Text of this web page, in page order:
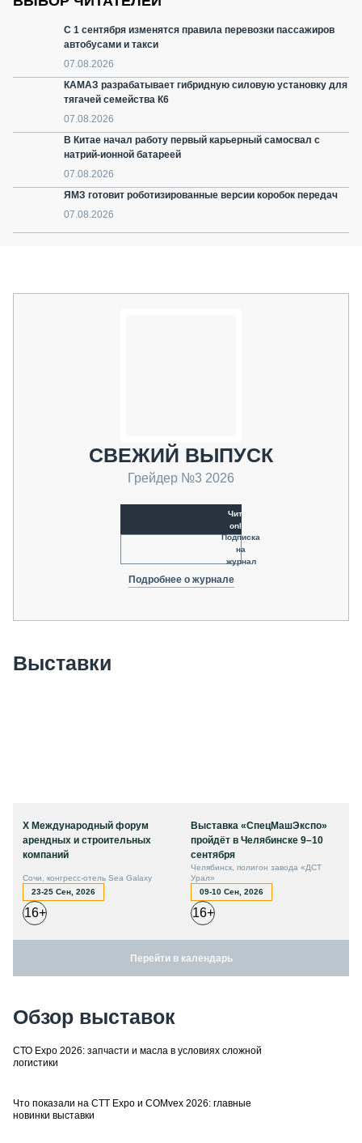
С 1 сентября изменятся правила перевозки пассажиров
автобусами и такси
07.08.2026
КАМАЗ разрабатывает гибридную силовую установку для
тягачей семейства К6
07.08.2026
В Китае начал работу первый карьерный самосвал с
натрий-ионной батареей
07.08.2026
ЯМЗ готовит роботизированные версии коробок передач
07.08.2026
СВЕЖИЙ ВЫПУСК
Грейдер №3 2026
Читать
online
Подписка
на
журнал
Подробнее о журнале
Выставки
X Международный форум
арендных и строительных
компаний
Сочи, конгресс-отель Sea Galaxy
23-25 Сен, 2026
16+
Выставка «СпецМашЭкспо»
пройдёт в Челябинске 9–10
сентября
Челябинск, полигон завода «ДСТ
Урал»
09-10 Сен, 2026
16+
Перейти в календарь
Обзор выставок
СТО Expo 2026: запчасти и масла в условиях сложной
логистики
Что показали на CTT Expo и COMvex 2026: главные
новинки выставки